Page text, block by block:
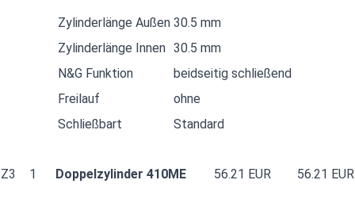
Zylinderlänge Außen 30.5 mm
Zylinderlänge Innen 30.5 mm
N&G Funktion
beidseitig schließend
Freilauf
ohne
Schließbart
Standard
Z3 1 Doppelzylinder 410ME 56.21 EUR 56.21 EUR